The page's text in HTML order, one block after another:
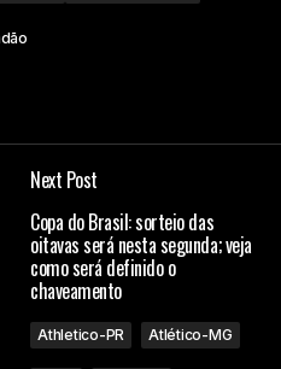
Next Post
Copa do Brasil: sorteio das
oitavas será nesta segunda; veja
como será definido o
chaveamento
Athletico-PR Atlético-MG